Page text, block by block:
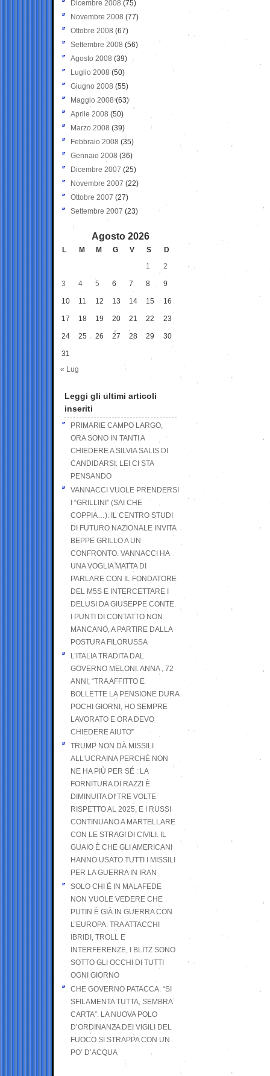
Dicembre 2008 (75)
Novembre 2008 (77)
Ottobre 2008 (67)
Settembre 2008 (56)
Agosto 2008 (39)
Luglio 2008 (50)
Giugno 2008 (55)
Maggio 2008(63)
Aprile 2008 (50)
Marzo 2008 (39)
Febbraio 2008 (35)
Gennaio 2008 (36)
Dicembre 2007 (25)
Novembre 2007 (22)
Ottobre 2007 (27)
Settembre 2007 (23)
Agosto 2026
L M M G V S
D
1
2
3 4 5 6 7 8 9
10 11 12 13 14 15 16
17 18 19 20 21 22 23
24 25 26 27 28 29 30
31
« Lug
Leggi gli ultimi articoli
inseriti
PRIMARIE CAMPO LARGO,
ORA SONO IN TANTI A
CHIEDERE A SILVIA SALIS DI
CANDIDARSI: LEI CI STA
PENSANDO
VANNACCI VUOLE PRENDERSI
I “GRILLINI” (SAI CHE
COPPIA…). IL CENTRO STUDI
DI FUTURO NAZIONALE INVITA
BEPPE GRILLO A UN
CONFRONTO. VANNACCI HA
UNA VOGLIA MATTA DI
PARLARE CON IL FONDATORE
DEL M5S E INTERCETTARE I
DELUSI DA GIUSEPPE CONTE.
I PUNTI DI CONTATTO NON
MANCANO, A PARTIRE DALLA
POSTURA FILORUSSA
L’ITALIA TRADITA DAL
GOVERNO MELONI. ANNA , 72
ANNI; “TRA AFFITTO E
BOLLETTE LA PENSIONE DURA
POCHI GIORNI, HO SEMPRE
LAVORATO E ORA DEVO
CHIEDERE AIUTO”
TRUMP NON DÀ MISSILI
ALL’UCRAINA PERCHÉ NON
NE HA PIÙ PER SÉ : LA
FORNITURA DI RAZZI È
DIMINUITA DI TRE VOLTE
RISPETTO AL 2025, E I RUSSI
CONTINUANO A MARTELLARE
CON LE STRAGI DI CIVILI. IL
GUAIO È CHE GLI AMERICANI
HANNO USATO TUTTI I MISSILI
PER LA GUERRA IN IRAN
SOLO CHI È IN MALAFEDE
NON VUOLE VEDERE CHE
PUTIN È GIÀ IN GUERRA CON
L’EUROPA: TRA ATTACCHI
IBRIDI, TROLL E
INTERFERENZE, I BLITZ SONO
SOTTO GLI OCCHI DI TUTTI
OGNI GIORNO
CHE GOVERNO PATACCA. “SI
SFILAMENTA TUTTA, SEMBRA
CARTA”. LA NUOVA POLO
D’ORDINANZA DEI VIGILI DEL
FUOCO SI STRAPPA CON UN
PO’ D’ACQUA